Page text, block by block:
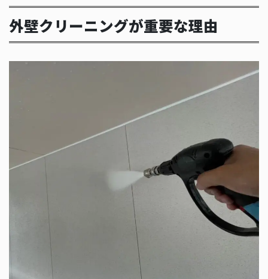
外壁クリーニングが重要な理由